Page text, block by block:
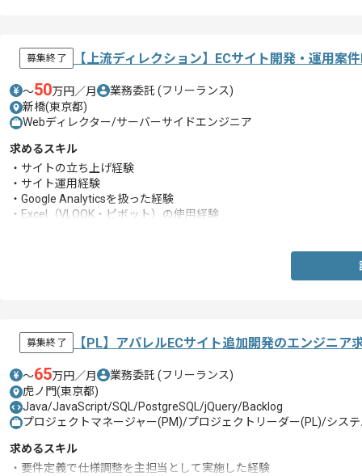
募集終了 【上流ディレクション】ECサイト開発・運用案
〜50万円／月 業務委託 (フリーランス)
新橋(東京都)
Webディレクター/サーバーサイドエンジニア
求めるスキル
・サイトの立ち上げ経験
・サイト運用経験
・Google Analyticsを扱った経験
・Excel（VLOOK・ピボット）の使用経験
募集終了 【PL】アパレルECサイト追加開発のエンジニア
〜65万円／月 業務委託 (フリーランス)
虎ノ門(東京都)
Java/JavaScript/SQL/PostgreSQL/jQuery/Backlog
プロジェクトマネージャー(PM)/プロジェクトリーダー(PL)/シス
求めるスキル
・要件定義で仕様調整を主担当として実施した経験